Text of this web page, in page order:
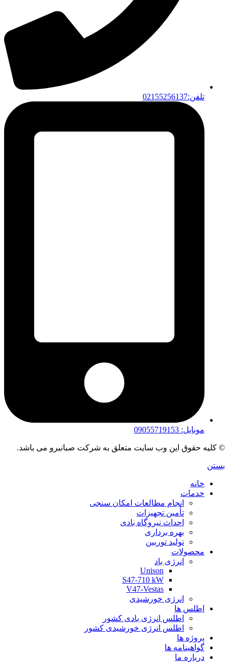
تلفن:02155256137
موبایل: 09055719153
© کلیه حقوق این وب سایت متعلق به شرکت صبانیرو می باشد.
بستن
خانه
خدمات
انجام مطالعات امکان سنجی
تأمین تجهیزات
احداث نیروگاه بادی
بهره برداری
تولید توربین
محصولات
انرژی باد
Unison
S47-710 kW
V47-Vestas
انرژی خورشیدی
اطلس ها
اطلس انرژی بادی کشور
اطلس انرژی خورشیدی کشور
پروژه ها
گواهینامه ها
درباره ما